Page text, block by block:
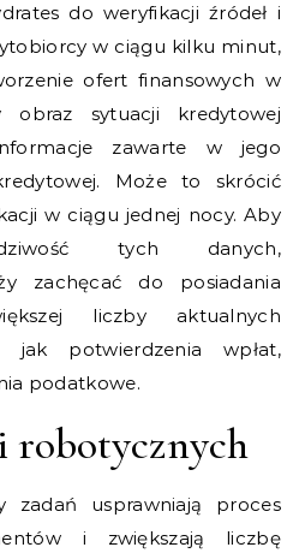
do weryfikacji źródeł i
w ciągu kilku minut,
ofert finansowych w
obraz sytuacji kredytowej
zawarte w jego
Może to skrócić
w ciągu jednej nocy. Aby
tych danych,
zachęcać do posiadania
liczby aktualnych
jak potwierdzenia wpłat,
podatkowe.
robotycznych
zadań usprawniają proces
i zwiększają liczbę